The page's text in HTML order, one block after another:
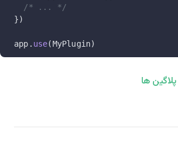
  /* ... */
})
app. use(MyPlugin)
پلاگین ها